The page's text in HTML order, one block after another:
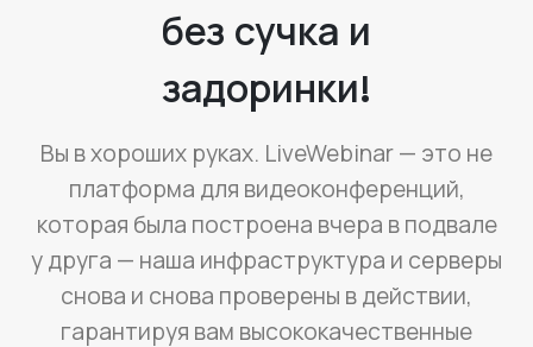
без сучка и
задоринки!
Вы в хороших руках. LiveWebinar — это не
платформа для видеоконференций,
которая была построена вчера в подвале
у друга — наша инфраструктура и серверы
снова и снова проверены в действии,
гарантируя вам высококачественные